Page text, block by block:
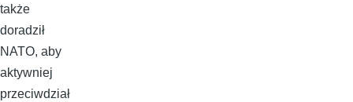
także
doradził
NATO, aby
aktywniej
przeciwdział